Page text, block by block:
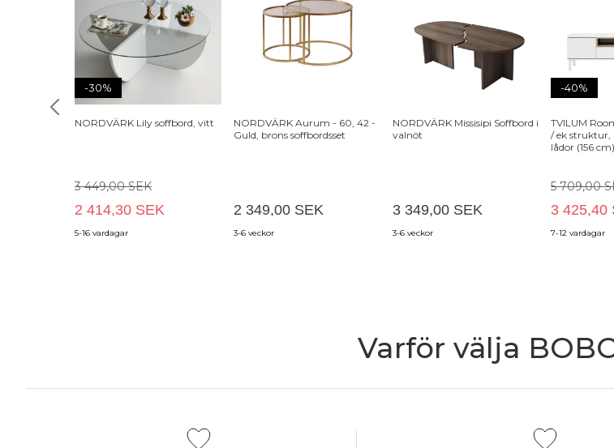
-30%
NORDVÄRK Lily soffbord, vitt
3 449,00 SEK
2 414,30 SEK
5-16 vardagar
NORDVÄRK Aurum - 60, 42 -
Guld, brons soffbordsset
2 349,00 SEK
3-6 veckor
NORDVÄRK Missisipi Soffbord i
valnöt
3 349,00 SEK
3-6 veckor
-40%
TVILUM
/ ek struktur,
lådor (156 cm)
5 709,00
3 425,40
7-12 vardagar
Varför välja